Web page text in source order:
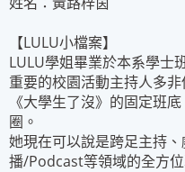
【LULU小檔案】
LULU學姐畢業於本系學士
重要的校園活動主持人多
《大學生了沒》的固定班
圈。
她現在可以說是跨足主持
播/Podcast等領域的全方位